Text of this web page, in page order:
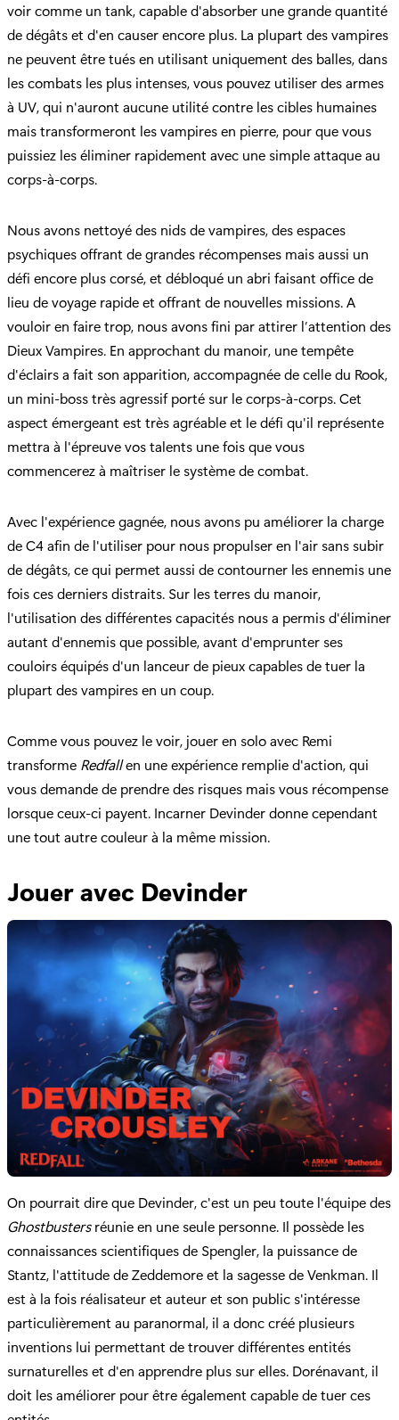
voir comme un tank, capable d'absorber une grande quantité
de dégâts et d'en causer encore plus. La plupart des vampires
ne peuvent être tués en utilisant uniquement des balles, dans
les combats les plus intenses, vous pouvez utiliser des armes
à UV, qui n'auront aucune utilité contre les cibles humaines
mais transformeront les vampires en pierre, pour que vous
puissiez les éliminer rapidement avec une simple attaque au
corps-à-corps.
Nous avons nettoyé des nids de vampires, des espaces
psychiques offrant de grandes récompenses mais aussi un
défi encore plus corsé, et débloqué un abri faisant office de
lieu de voyage rapide et offrant de nouvelles missions. A
vouloir en faire trop, nous avons fini par attirer l’attention des
Dieux Vampires. En approchant du manoir, une tempête
d'éclairs a fait son apparition, accompagnée de celle du Rook,
un mini-boss très agressif porté sur le corps-à-corps. Cet
aspect émergeant est très agréable et le défi qu'il représente
mettra à l'épreuve vos talents une fois que vous
commencerez à maîtriser le système de combat.
Avec l'expérience gagnée, nous avons pu améliorer la charge
de C4 afin de l'utiliser pour nous propulser en l'air sans subir
de dégâts, ce qui permet aussi de contourner les ennemis une
fois ces derniers distraits. Sur les terres du manoir,
l'utilisation des différentes capacités nous a permis d'éliminer
autant d'ennemis que possible, avant d'emprunter ses
couloirs équipés d'un lanceur de pieux capables de tuer la
plupart des vampires en un coup.
Comme vous pouvez le voir, jouer en solo avec Remi
transforme Redfallen une expérience remplie d'action, qui
vous demande de prendre des risques mais vous récompense
lorsque ceux-ci payent. Incarner Devinder donne cependant
une tout autre couleur à la même mission.
Jouer avec Devinder
On pourrait dire que Devinder, c'est un peu toute l'équipe des
Ghostbustersréunie en une seule personne. Il possède les
connaissances scientifiques de Spengler, la puissance de
Stantz, l'attitude de Zeddemore et la sagesse de Venkman. Il
est à la fois réalisateur et auteur et son public s'intéresse
particulièrement au paranormal, il a donc créé plusieurs
inventions lui permettant de trouver différentes entités
surnaturelles et d'en apprendre plus sur elles. Dorénavant, il
doit les améliorer pour être également capable de tuer ces